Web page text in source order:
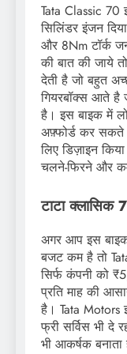
Tata Classic
सिलिंडर इंजन
और 8Nm टॉर्क
की बात की जाये
देती है जो बहुत
गियरबॉक्स आते है
है। इस बाइक में
अफ़्फोर्ड कर
लिए डिज़ाइन
चलने-फिरने और
टाटा क्लासिक
अगर आप इस
बजट कम है तो
सिर्फ कंपनी को
प्रति माह की
है। Tata Motors
फ्री सर्विस भी
भी आकर्षक बनाता